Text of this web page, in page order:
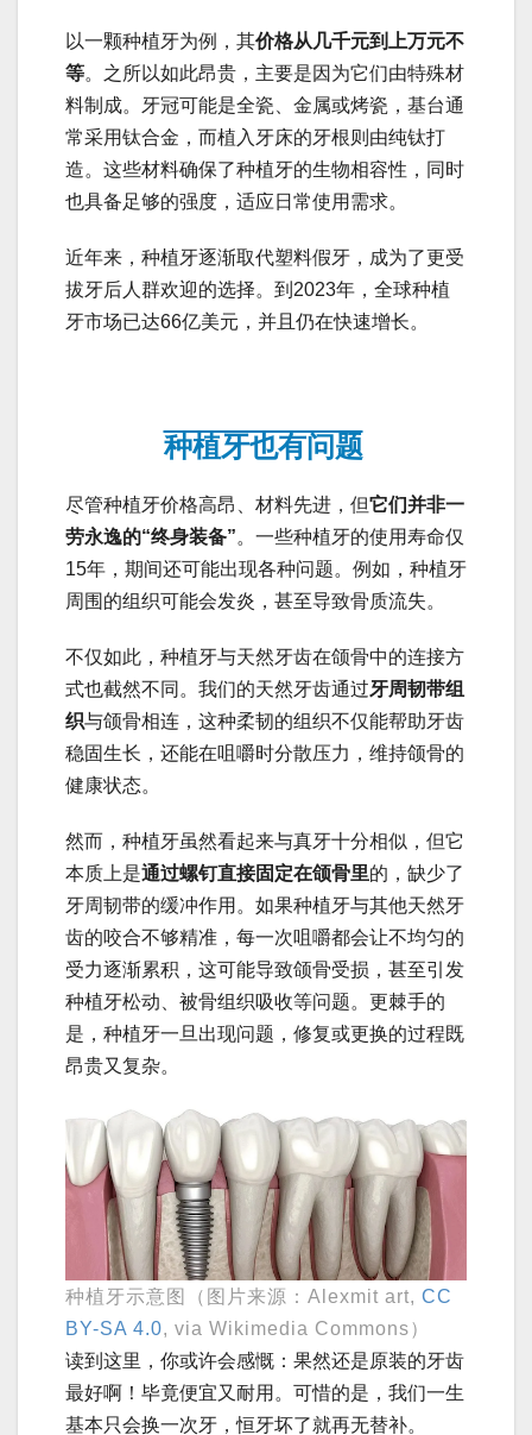
以一颗种植牙为例，其价格从几千元到上万元不
等。之所以如此昂贵，主要是因为它们由特殊材
料制成。牙冠可能是全瓷、金属或烤瓷，基台通
常采用钛合金，而植入牙床的牙根则由纯钛打
造。这些材料确保了种植牙的生物相容性，同时
也具备足够的强度，适应日常使用需求。
近年来，种植牙逐渐取代塑料假牙，成为了更受
拔牙后人群欢迎的选择。到2023年，全球种植
牙市场已达66亿美元，并且仍在快速增长。
种植牙也有问题
尽管种植牙价格高昂、材料先进，但它们并非一
劳永逸的“终身装备”。一些种植牙的使用寿命仅
15年，期间还可能出现各种问题。例如，种植牙
周围的组织可能会发炎，甚至导致骨质流失。
不仅如此，种植牙与天然牙齿在颌骨中的连接方
式也截然不同。我们的天然牙齿通过牙周韧带组
织与颌骨相连，这种柔韧的组织不仅能帮助牙齿
稳固生长，还能在咀嚼时分散压力，维持颌骨的
健康状态。
然而，种植牙虽然看起来与真牙十分相似，但它
本质上是通过螺钉直接固定在颌骨里的，缺少了
牙周韧带的缓冲作用。如果种植牙与其他天然牙
齿的咬合不够精准，每一次咀嚼都会让不均匀的
受力逐渐累积，这可能导致颌骨受损，甚至引发
种植牙松动、被骨组织吸收等问题。更棘手的
是，种植牙一旦出现问题，修复或更换的过程既
昂贵又复杂。
种植牙示意图（图片来源：Alexmit art, CC
BY-SA 4.0, via Wikimedia Commons）
读到这里，你或许会感慨：果然还是原装的牙齿
最好啊！毕竟便宜又耐用。可惜的是，我们一生
基本只会换一次牙，恒牙坏了就再无替补。